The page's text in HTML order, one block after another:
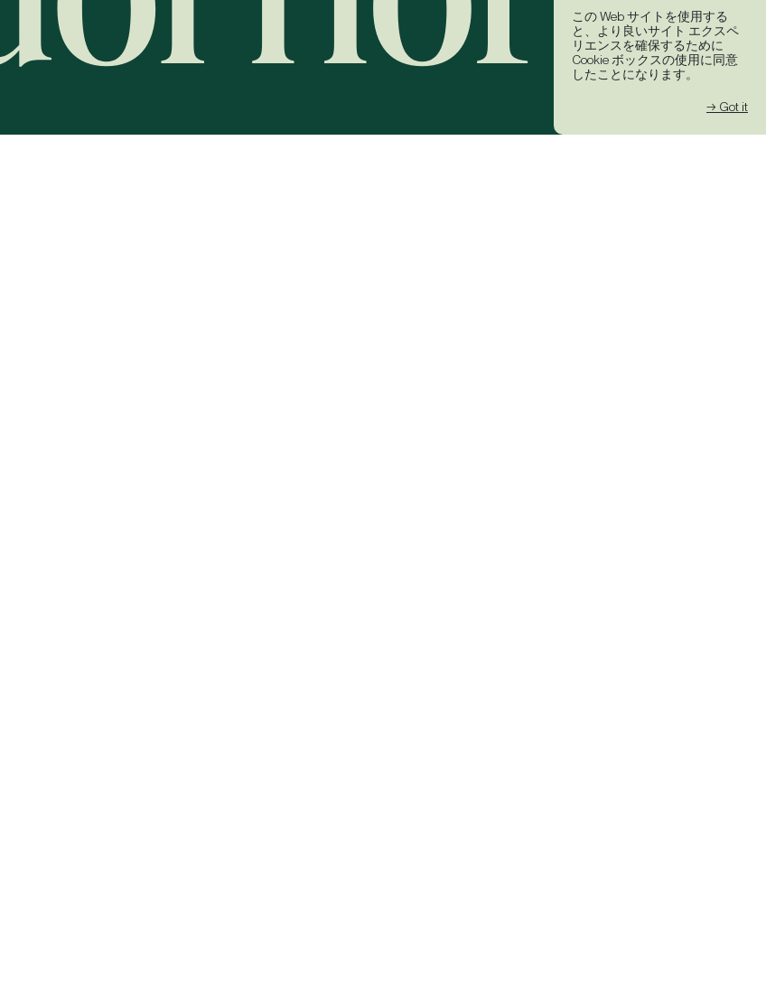
この Web サイトを使用する
と、より良いサイト エクスペ
リエンスを確保するために
Cookie ボックスの使用に同意
したことになります。
→ Got it